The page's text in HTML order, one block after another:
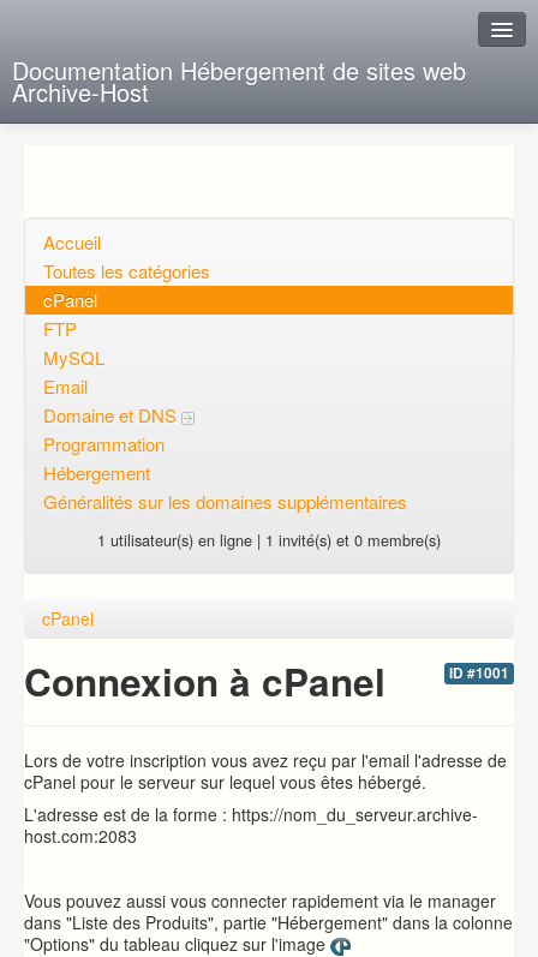
Documentation Hébergement de sites web
Archive-Host
Questions ouvertes
Voulez-vous vous inscrire?
Connexion
Accueil
Toutes les catégories
cPanel
FTP
MySQL
Email
Domaine et DNS
Programmation
Hébergement
Généralités sur les domaines supplémentaires
1 utilisateur(s) en ligne | 1 invité(s) et 0 membre(s)
cPanel
ID #1001
Connexion à cPanel
Lors de votre inscription vous avez reçu par l'email l'adresse de
cPanel pour le serveur sur lequel vous êtes hébergé.
L'adresse est de la forme : https://nom_du_serveur.archive-
host.com:2083
Vous pouvez aussi vous connecter rapidement via le manager
dans "Liste des Produits", partie "Hébergement" dans la colonne
"Options" du tableau cliquez sur l'image